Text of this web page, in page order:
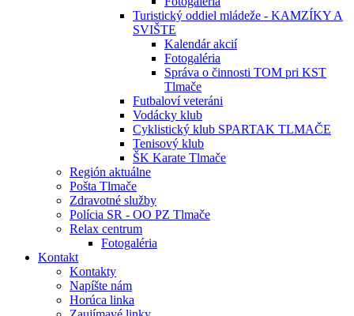
Turistický oddiel mládeže - KAMZÍKY A
SVIŠTE
Kalendár akcií
Fotogaléria
Správa o činnosti TOM pri KST
Tlmače
Futbaloví veteráni
Vodácky klub
Cyklistický klub SPARTAK TLMAČE
Tenisový klub
ŠK Karate Tlmače
Región aktuálne
Pošta Tlmače
Zdravotné služby
Polícia SR - OO PZ Tlmače
Relax centrum
Fotogaléria
Kontakt
Kontakty
Napíšte nám
Horúca linka